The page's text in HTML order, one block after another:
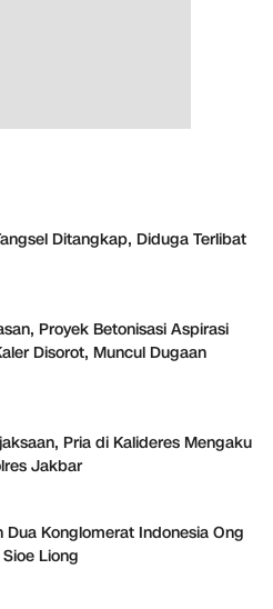
Ditangkap, Diduga Terlibat
Proyek Betonisasi Aspirasi
Disorot, Muncul Dugaan
Pria di Kalideres Mengaku
Jakbar
Dua Konglomerat Indonesia Ong
Liong